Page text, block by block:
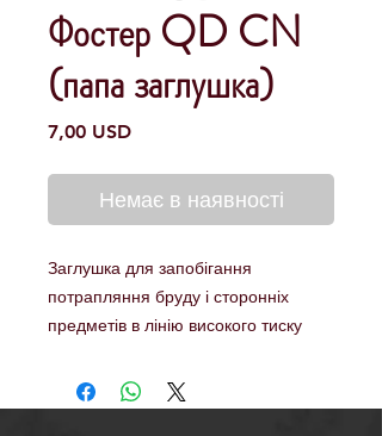
Фостер QD CN
(папа заглушка)
7,00 USDЦіна
Немає в наявності
Заглушка для запобігання
потрапляння бруду і сторонніх
предметів в лінію високого тиску